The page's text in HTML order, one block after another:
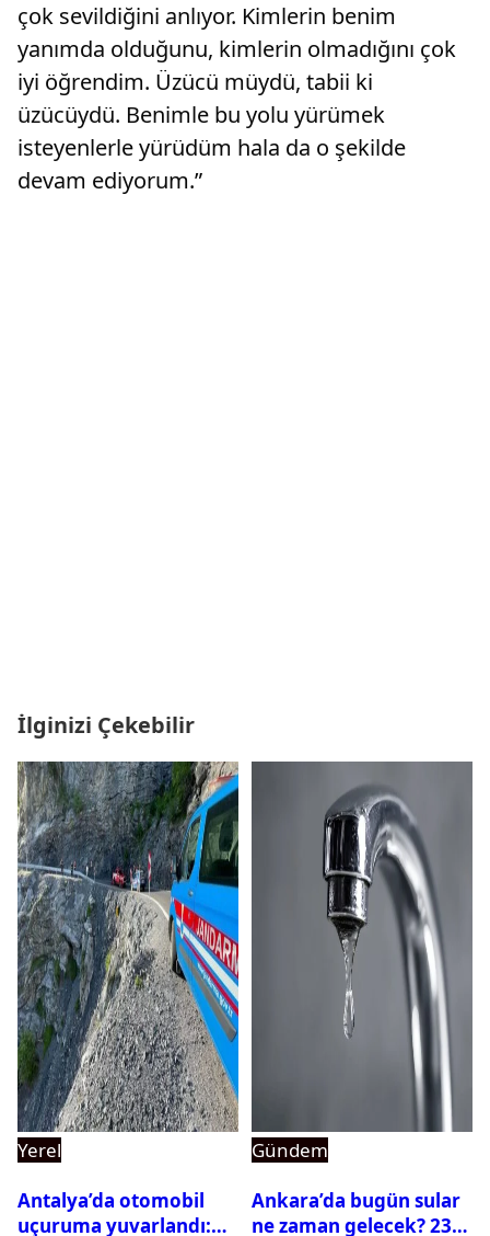
çok sevildiğini anlıyor. Kimlerin benim
yanımda olduğunu, kimlerin olmadığını çok
iyi öğrendim. Üzücü müydü, tabii ki
üzücüydü. Benimle bu yolu yürümek
isteyenlerle yürüdüm hala da o şekilde
devam ediyorum.”
İlginizi Çekebilir
Yerel
Antalya’da otomobil
uçuruma yuvarlandı:
Gündem
Ankara’da bugün sular
ne zaman gelecek? 23